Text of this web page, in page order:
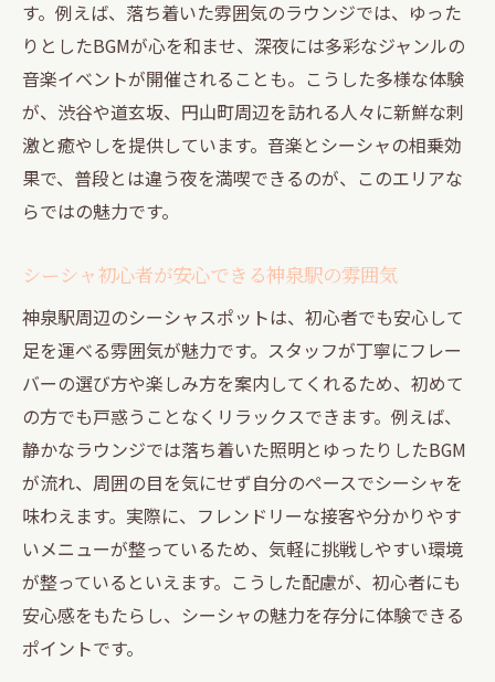
魅力
リラックス重視の渋谷シーシャの楽しみ方
音楽イベントとシーシャの特別な組み合わ
せ
渋谷で見つけるシーシャと音楽の隠れ家
道玄坂界隈でリラックスしたシーシャ時間
リラックスを叶える道玄坂のシーシャ環境
音楽好きが集う道玄坂のシーシャスポット
道玄坂で楽しむ静かなシーシャのひととき
シーシャ×音楽の理想的な道玄坂の楽しみ
方
道玄坂界隈で味わう非日常とリラックス
円山町で味わう音楽とシーシャの贅沢な夜
円山町で楽しむシーシャと音楽の新体験
贅沢な夜におすすめのシーシャ時間とは
音楽とともに過ごす円山町のリラックス空
す。例えば、落ち着いた雰囲気のラウンジでは、ゆった
りとしたBGMが心を和ませ、深夜には多彩なジャンルの
音楽イベントが開催されることも。こうした多様な体験
が、渋谷や道玄坂、円山町周辺を訪れる人々に新鮮な刺
激と癒やしを提供しています。音楽とシーシャの相乗効
果で、普段とは違う夜を満喫できるのが、このエリアな
らではの魅力です。
シーシャ初心者が安心できる神泉駅の雰囲気
神泉駅周辺のシーシャスポットは、初心者でも安心して
足を運べる雰囲気が魅力です。スタッフが丁寧にフレー
バーの選び方や楽しみ方を案内してくれるため、初めて
の方でも戸惑うことなくリラックスできます。例えば、
静かなラウンジでは落ち着いた照明とゆったりしたBGM
が流れ、周囲の目を気にせず自分のペースでシーシャを
味わえます。実際に、フレンドリーな接客や分かりやす
いメニューが整っているため、気軽に挑戦しやすい環境
が整っているといえます。こうした配慮が、初心者にも
安心感をもたらし、シーシャの魅力を存分に体験できる
ポイントです。